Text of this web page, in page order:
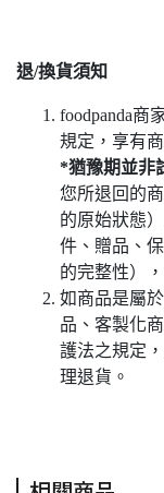
退/換貨須知
foodpanda商
規定，享有
*猶豫期並非
您所退回的
的原始狀態
件、贈品、
的完整性）
如商品是屬
品、客製化
護法之規定
理退貨。